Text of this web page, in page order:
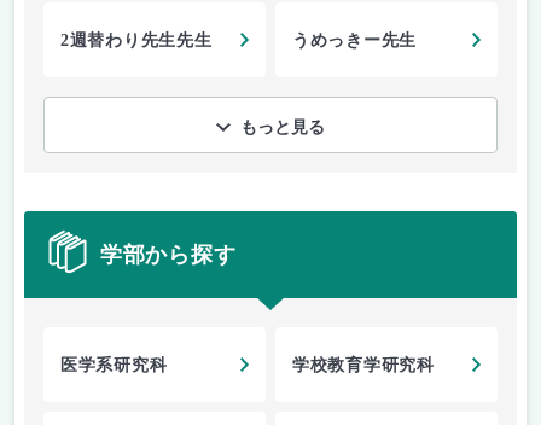
2週替わり先生先生 うめっきー先生
もっと見る
学部から探す
医学系研究科 学校教育学研究科